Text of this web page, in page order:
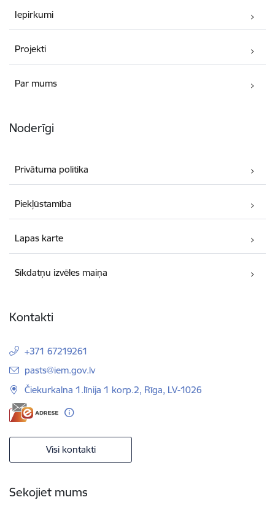
Iepirkumi
Projekti
Par mums
Noderīgi
Privātuma politika
Piekļūstamība
Lapas karte
Sīkdatņu izvēles maiņa
Kontakti
+371 67219261
E-pasts:
pasts@iem.gov.lv
Čiekurkalna 1.līnija 1 korp.2, Rīga, LV-1026
Visi kontakti
Sekojiet mums